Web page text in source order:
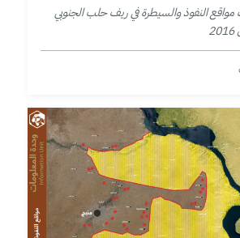
النفوذ والسيطرة في ريف حلب الجنوبي